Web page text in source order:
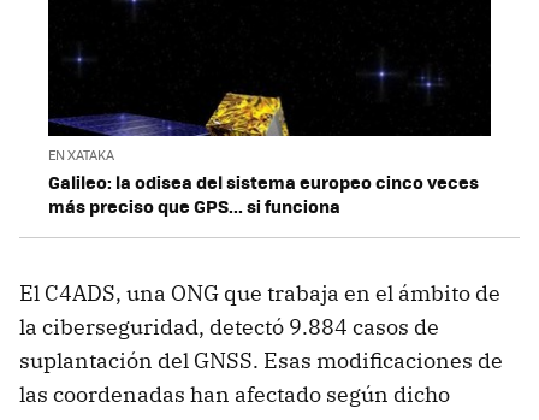
EN XATAKA
Galileo: la odisea del sistema europeo cinco veces
más preciso que GPS... si funciona
El C4ADS, una ONG que trabaja en el ámbito de
la ciberseguridad, detectó 9.884 casos de
suplantación del GNSS. Esas modificaciones de
las coordenadas han afectado según dicho